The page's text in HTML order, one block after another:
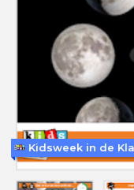
Kidsweek in de